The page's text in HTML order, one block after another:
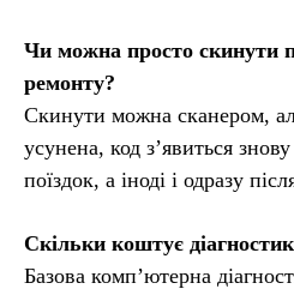
Чи можна просто скинути
ремонту?
Скинути можна сканером,
усунена, код з’явиться
поїздок, а іноді і одразу
Скільки коштує
Базова комп’ютерна